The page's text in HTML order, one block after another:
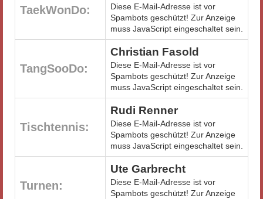
TaekWonDo:
Diese E-Mail-Adresse ist vor
Spambots geschützt! Zur Anzeige
muss JavaScript eingeschaltet sein.
TangSooDo:
Christian Fasold
Diese E-Mail-Adresse ist vor
Spambots geschützt! Zur Anzeige
muss JavaScript eingeschaltet sein.
Tischtennis:
Rudi Renner
Diese E-Mail-Adresse ist vor
Spambots geschützt! Zur Anzeige
muss JavaScript eingeschaltet sein.
Turnen:
Ute Garbrecht
Diese E-Mail-Adresse ist vor
Spambots geschützt! Zur Anzeige